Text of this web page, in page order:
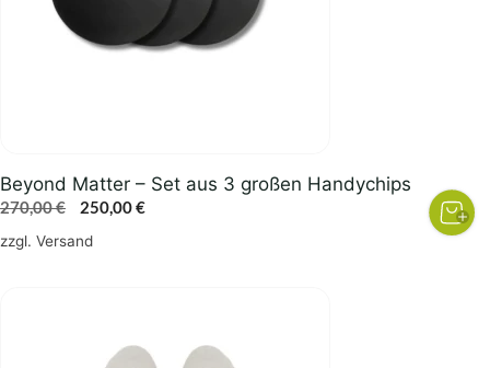
Beyond Matter – Set aus 3 großen Handychips
270,00€
Ursprünglicher
Preis
250,00€Aktueller
zzgl. Versand